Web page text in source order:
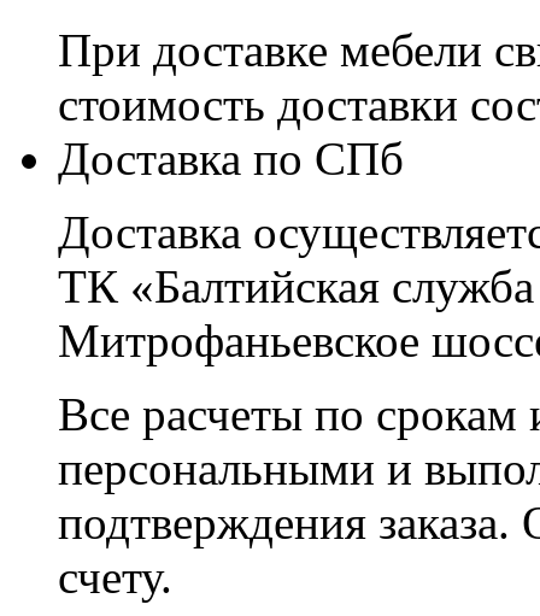
При доставке мебели
стоимость доставки
Доставка по СПб
Доставка
ТК «Балтийская
Митрофаньевское
Все расчеты по срокам
персональными и
подтверждения заказа.
счету.